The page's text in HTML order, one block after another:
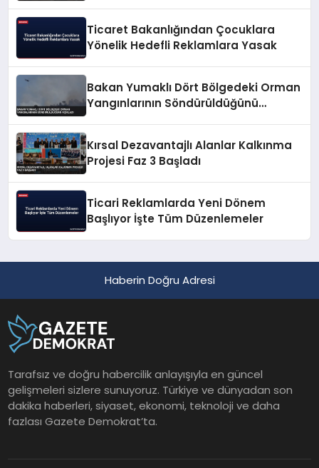
Ticaret Bakanlığından Çocuklara
Yönelik Hedefli Reklamlara Yasak
Bakan Yumaklı Dört Bölgedeki Orman
Yangınlarının Söndürüldüğünü
Kırsal Dezavantajlı Alanlar Kalkınma
Projesi Faz 3 Başladı
Ticari Reklamlarda Yeni Dönem
Başlıyor İşte Tüm Düzenlemeler
Haberin Doğru Adresi
Tarafsız ve doğru habercilik anlayışıyla en güncel
gelişmeleri sizlere sunuyoruz. Türkiye ve dünyadan son
dakika haberleri, siyaset, ekonomi, teknoloji ve daha
fazlası Gazete Demokrat’ta.